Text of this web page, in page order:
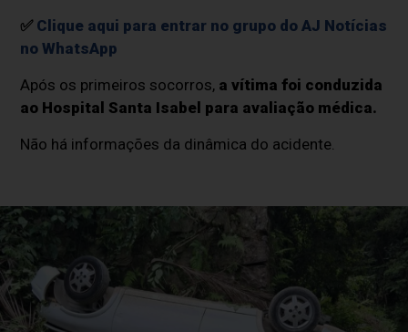
✅ Clique aqui para entrar no grupo do AJ Notícias
no WhatsApp
Após os primeiros socorros, a vítima foi conduzida
ao Hospital Santa Isabel para avaliação médica.
Não há informações da dinâmica do acidente.